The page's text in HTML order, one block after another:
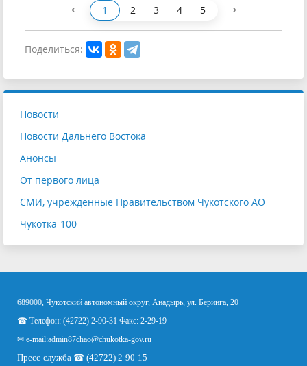
‹ 1 2 3 4 5 ›
Поделиться:
Новости
Новости Дальнего Востока
Анонсы
От первого лица
СМИ, учрежденные Правительством Чукотского АО
Чукотка-100
689000, Чукотский автономный округ, Анадырь, ул. Беринга, 20
☎ Телефон: (42722) 2-90-31 Факс: 2-29-19
✉ e-mail:admin87chao@chukotka-gov.ru
Пресс-служба ☎ (42722) 2-90-15